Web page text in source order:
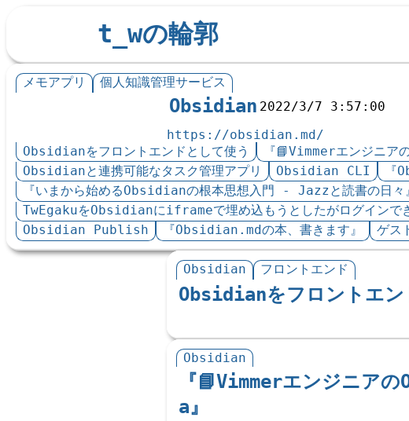
t_wの輪郭
メモアプリ 個人知識管理サービス
Obsidian 2022/3/7 3:57:00
https://obsidian.md/
Obsidianをフロントエンドとして使う
『📘Vimmerエンジニ
Obsidianと連携可能なタスク管理アプリ
Obsidian CLI
『
『いまから始めるObsidianの根本思想入門 - Jazzと読書の日々
TwEgakuをObsidianにiframeで埋め込もうとしたがログインで
Obsidian Publish
『Obsidian.mdの本、書きます』 ゲス
Obsidian フロントエンド
Obsidianをフロントエン
Obsidian
『📘Vimmerエンジニ
a』